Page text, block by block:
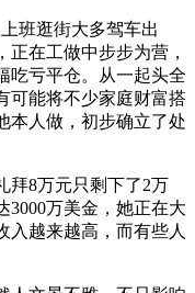
班逛街大多驾车出
在工做中步步为营，
吃亏平仓。从一起头全
可能将不少家庭财富搭
本人做，初步确立了处
8万元只剩下了2万
3000万美金，她正在大
入越来越高，而有些人